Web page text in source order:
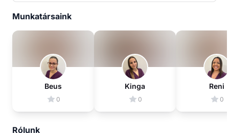
Munkatársaink
Beus
0
Kinga
0
Reni
0
Rólunk